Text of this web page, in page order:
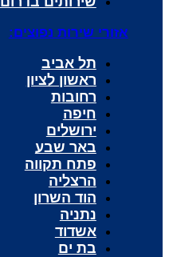
אזורי שירות נפוצים:
תל אביב
ראשון לציון
רחובות
חיפה
ירושלים
באר שבע
פתח תקווה
הרצליה
הוד השרון
נתניה
אשדוד
בת ים